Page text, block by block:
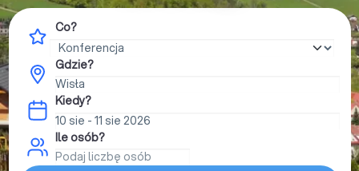
Co?
Gdzie?
Kiedy?
Ile osób?